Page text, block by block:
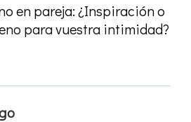
en pareja: ¿Inspiración o
para vuestra intimidad?